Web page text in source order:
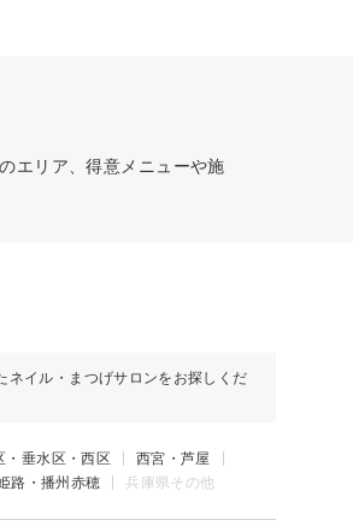
エリア、得意メニューや施
ネイル・まつげサロンをお探しくだ
・垂水区・西区
西宮・芦屋
路・播州赤穂 兵庫県その他